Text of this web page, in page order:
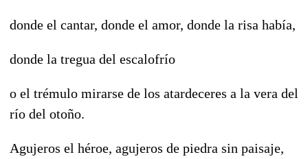
donde el cantar, donde el amor, donde la risa había,
donde la tregua del escalofrío
o el trémulo mirarse de los atardeceres a la vera del
río del otoño.
Agujeros el héroe, agujeros de piedra sin paisaje,